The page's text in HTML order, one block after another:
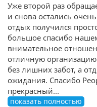
Уже второй раз
и снова остались
отдых получился
большое спасибо
внимательное
отличную
без лишних забот, а
ожидания. Спасибо
прекрасный...
показать полностью